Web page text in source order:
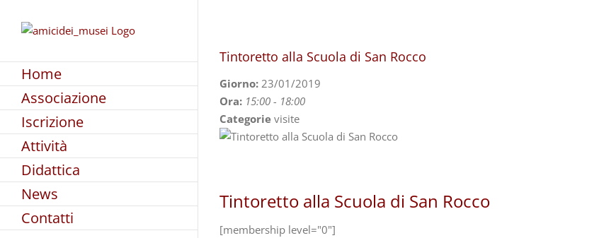
Home
Associazione
Iscrizione
Attività
Didattica
News
Contatti
Tintoretto alla Scuola di San Rocco
Giorno: 23/01/2019
Ora: 15:00 - 18:00
Categorie visite
Tintoretto alla Scuola di San Rocco
[membership level="0"]